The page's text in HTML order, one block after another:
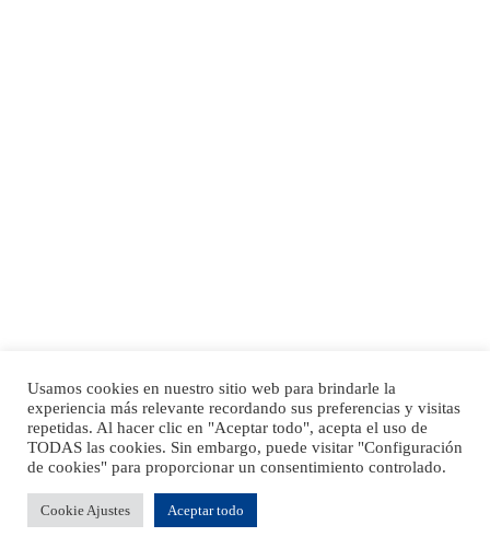
Usamos cookies en nuestro sitio web para brindarle la
experiencia más relevante recordando sus preferencias y visitas
repetidas. Al hacer clic en "Aceptar todo", acepta el uso de
TODAS las cookies. Sin embargo, puede visitar "Configuración
de cookies" para proporcionar un consentimiento controlado.
Cookie Ajustes Aceptar todo